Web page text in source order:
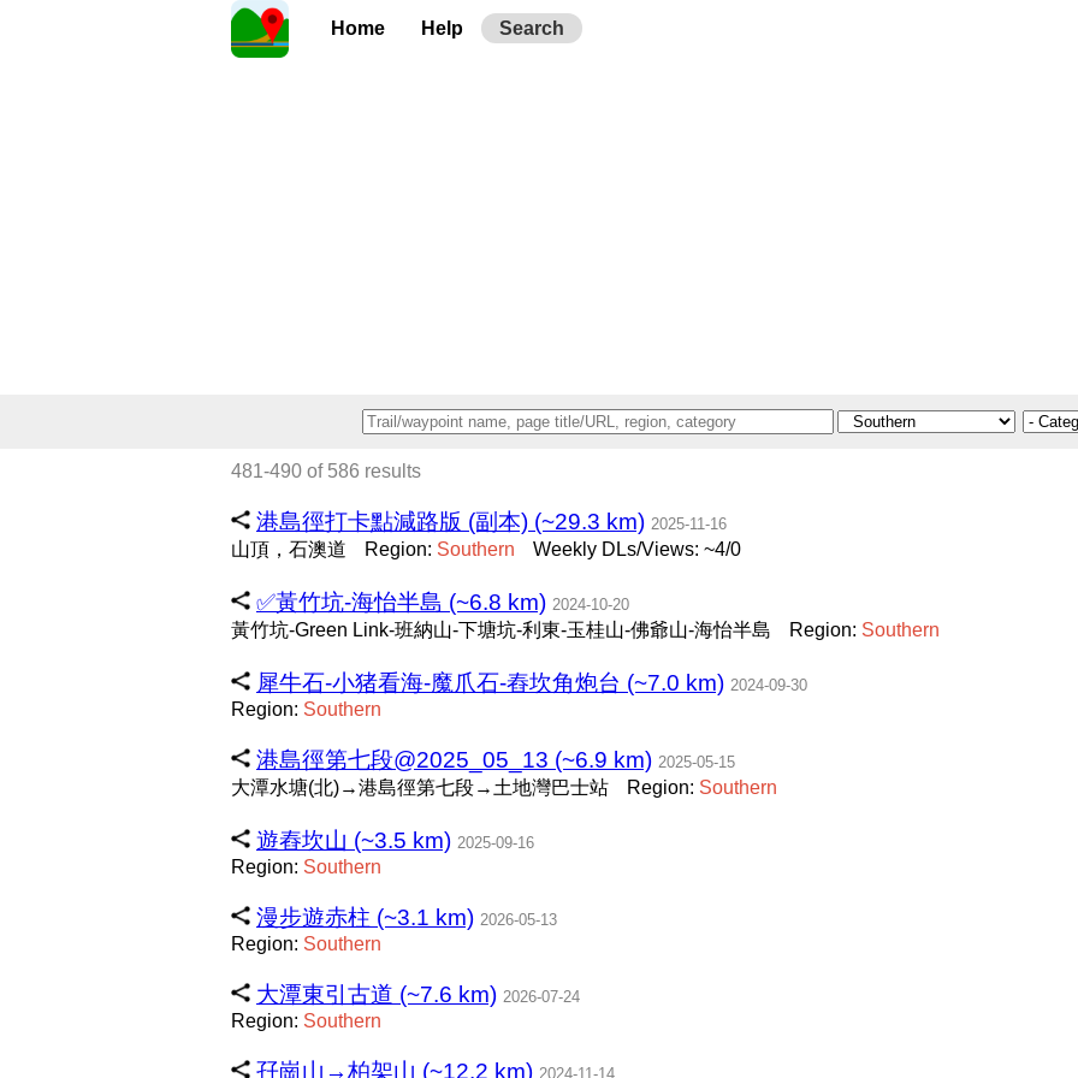
Home Help Search
481-490 of 586 results
港島徑打卡點減路版 (副本) (~29.3 km) 2025-11-16
山頂，石澳道 Region: Southern Weekly DLs/Views: ~4/0
✅黃竹坑-海怡半島 (~6.8 km) 2024-10-20
黃竹坑-Green Link-班納山-下塘坑-利東-玉桂山-佛爺山-海怡半島 Region: Southern
犀牛石-小猪看海-魔爪石-舂坎角炮台 (~7.0 km) 2024-09-30
Region: Southern
港島徑第七段@2025_05_13 (~6.9 km) 2025-05-15
大潭水塘(北)→港島徑第七段→土地灣巴士站 Region: Southern
遊舂坎山 (~3.5 km) 2025-09-16
Region: Southern
漫步遊赤柱 (~3.1 km) 2026-05-13
Region: Southern
大潭東引古道 (~7.6 km) 2026-07-24
Region: Southern
孖崗山→柏架山 (~12.2 km) 2024-11-14